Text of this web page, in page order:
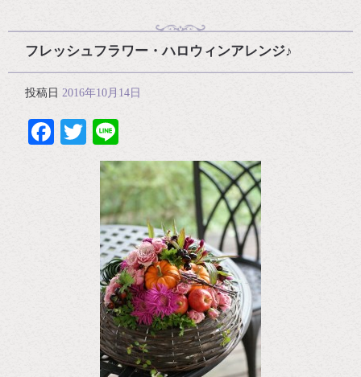
フレッシュフラワー・ハロウィンアレンジ♪
投稿日 2016年10月14日
Facebook
Twitter